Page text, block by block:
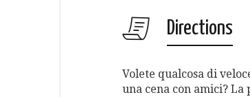
Directions
Volete qualcosa di
una cena con amici?